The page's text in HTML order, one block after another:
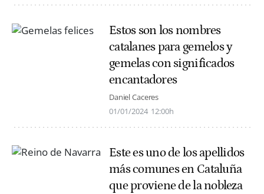
Estos son los nombres
catalanes para gemelos y
gemelas con significados
encantadores
Daniel Caceres
01/01/2024 12:00h
Este es uno de los apellidos
más comunes en Cataluña
que proviene de la nobleza